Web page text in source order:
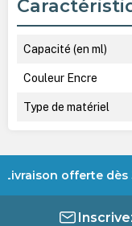
Capacité (en ml)
Couleur Encre
Type de matériel
Livraison offerte dès